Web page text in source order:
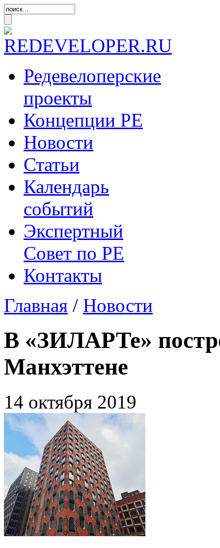
Редевелоперские
проекты
Концепции РЕ
Новости
Статьи
Календарь
событий
Экспертный
Совет по РЕ
Контакты
Главная / Новости
В «ЗИЛАРТе»
Манхэттене
14 октября 2019